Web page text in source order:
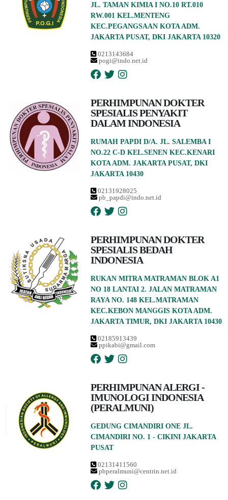
JL. TAMAN KIMIA I NO.10 RT.010
RW.001 KEL.MENTENG
KEC.PEGANGSAAN KOTA ADM.
JAKARTA PUSAT, DKI JAKARTA 10320
0213143684
pogi@indo.net.id
PERHIMPUNAN DOKTER
SPESIALIS PENYAKIT
DALAM INDONESIA
RUMAH PAPDI D/A. JL. SALEMBA I
NO.22 C-D KEL.SENEN KEC.KENARI
KOTA ADM. JAKARTA PUSAT, DKI
JAKARTA 10430
02131928025
pb_papdi@indo.net.id
PERHIMPUNAN DOKTER
SPESIALIS BEDAH
INDONESIA
RUKAN MITRA MATRAMAN BLOK A1
NO 18 LANTAI 2. JALAN MATRAMAN
RAYA NO. 148 KEL.MATRAMAN
KEC.KEBON MANGGIS KOTA ADM.
JAKARTA TIMUR, DKI JAKARTA 10430
02185913439
ppikabi@gmail.com
PERHIMPUNAN ALERGI -
IMUNOLOGI INDONESIA
(PERALMUNI)
GEDUNG CIMANDIRI ONE JL.
CIMANDIRI NO. 1 - CIKINI JAKARTA
PUSAT
02131411560
pbperalmuni@centrin.net.id